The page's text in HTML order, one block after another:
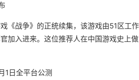
《战争》的正统续集，该游戏由51区工
加入进来。这位推荐人在中国游戏史上